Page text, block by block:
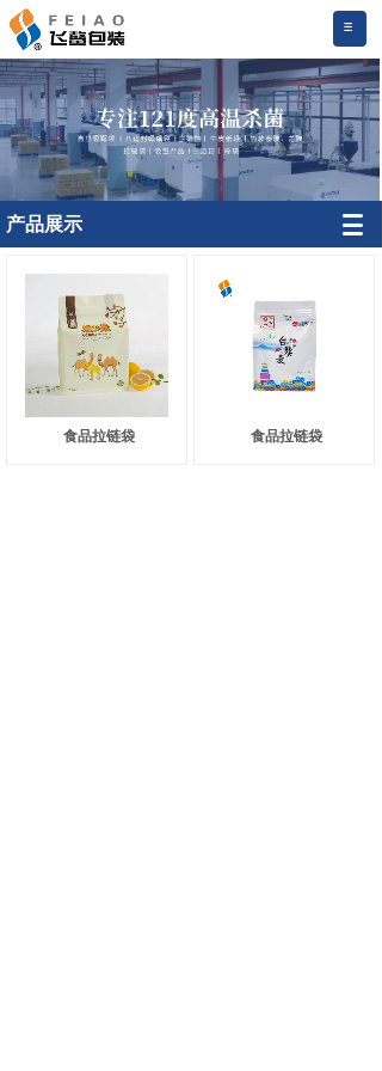
产品展示
食品拉链袋 食品拉链袋